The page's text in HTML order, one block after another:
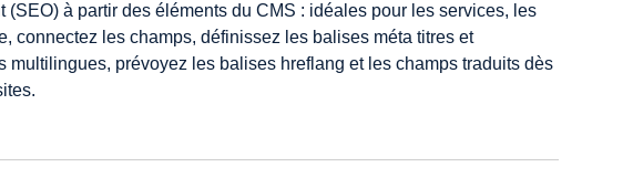
à partir des éléments du CMS : idéales pour les services, les
connectez les champs, définissez les balises méta titres et
prévoyez les balises hreflang et les champs traduits dès